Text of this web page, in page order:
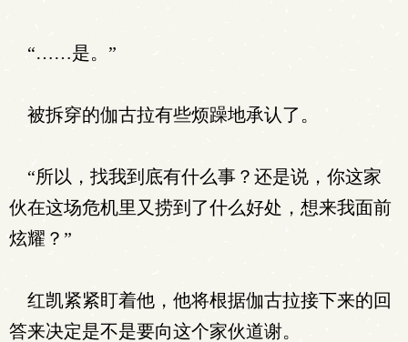
“……是。”
被拆穿的伽古拉有些烦躁地承认了。
“所以，找我到底有什么事？还是说，你这家
伙在这场危机里又捞到了什么好处，想来我面前
炫耀？”
红凯紧紧盯着他，他将根据伽古拉接下来的回
答来决定是不是要向这个家伙道谢。